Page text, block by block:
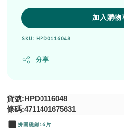
加入購物
SKU: HPD0116048
分享
貨號:HPD0116048
條碼:4711401675631
拼圖磁鐵16片